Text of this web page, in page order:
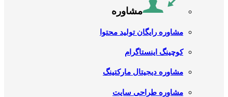
مشاوره
مشاوره رایگان تولید محتوا
کوچینگ اینستاگرام
مشاوره دیجیتال مارکتینگ
مشاوره طراحی سایت